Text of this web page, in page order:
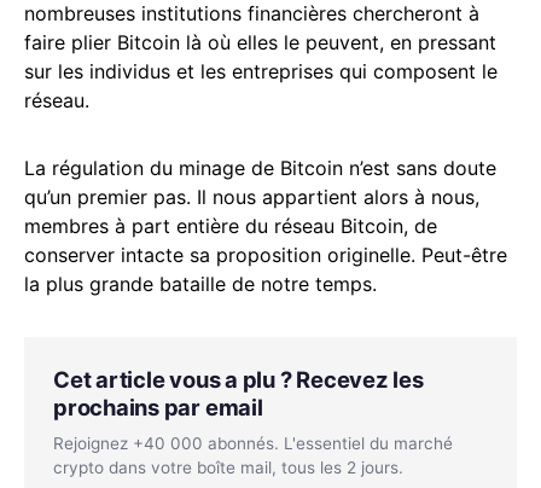
nombreuses institutions financières chercheront à
faire plier Bitcoin là où elles le peuvent, en pressant
sur les individus et les entreprises qui composent le
réseau.
La régulation du minage de Bitcoin n’est sans doute
qu’un premier pas. Il nous appartient alors à nous,
membres à part entière du réseau Bitcoin, de
conserver intacte sa proposition originelle. Peut-être
la plus grande bataille de notre temps.
Cet article vous a plu ? Recevez les
prochains par email
Rejoignez +40 000 abonnés. L'essentiel du marché
crypto dans votre boîte mail, tous les 2 jours.